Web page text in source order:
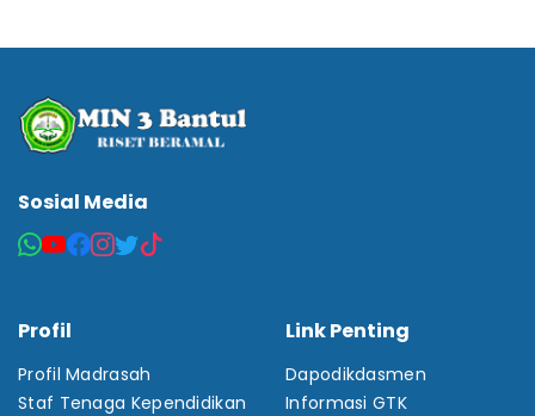
Sosial Media
Profil
Profil Madrasah
Staf Tenaga Kependidikan
Link Penting
Dapodikdasmen
Informasi GTK